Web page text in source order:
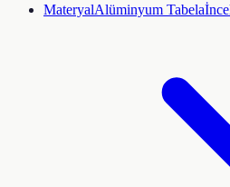
MateryalAlüminyum Tabela